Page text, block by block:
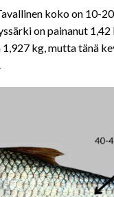
koko on 10-
on painanut
kg, mutta tänä